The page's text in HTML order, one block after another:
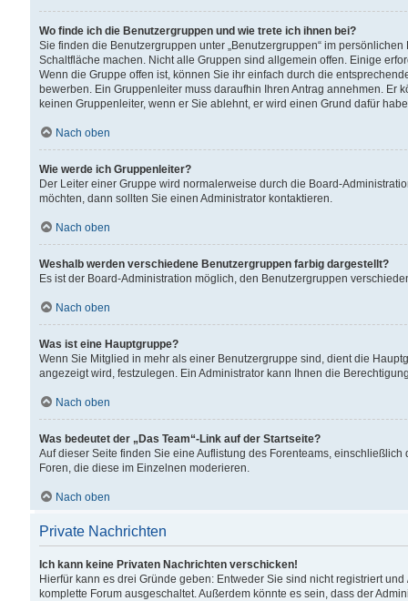
Wo finde ich die Benutzergruppen und wie trete ich ihnen bei?
Sie finden die Benutzergruppen unter „Benutzergruppen“ im
Schaltfläche machen. Nicht alle Gruppen sind allgemein offen. Einige
Wenn die Gruppe offen ist, können Sie ihr einfach durch die
bewerben. Ein Gruppenleiter muss daraufhin Ihren Antrag annehmen.
keinen Gruppenleiter, wenn er Sie ablehnt, er wird einen Grund dafür
Nach oben
Wie werde ich Gruppenleiter?
Der Leiter einer Gruppe wird normalerweise durch die Board-
möchten, dann sollten Sie einen Administrator kontaktieren.
Nach oben
Weshalb werden verschiedene Benutzergruppen farbig dargestellt?
Es ist der Board-Administration möglich, den Benutzergruppen
Nach oben
Was ist eine Hauptgruppe?
Wenn Sie Mitglied in mehr als einer Benutzergruppe sind, dient die
angezeigt wird, festzulegen. Ein Administrator kann Ihnen die
Nach oben
Was bedeutet der „Das Team“-Link auf der Startseite?
Auf dieser Seite finden Sie eine Auflistung des Forenteams,
Foren, die diese im Einzelnen moderieren.
Nach oben
Private Nachrichten
Ich kann keine Privaten Nachrichten verschicken!
Hierfür kann es drei Gründe geben: Entweder Sie sind nicht registriert
komplette Forum ausgeschaltet. Außerdem könnte es sein, dass der